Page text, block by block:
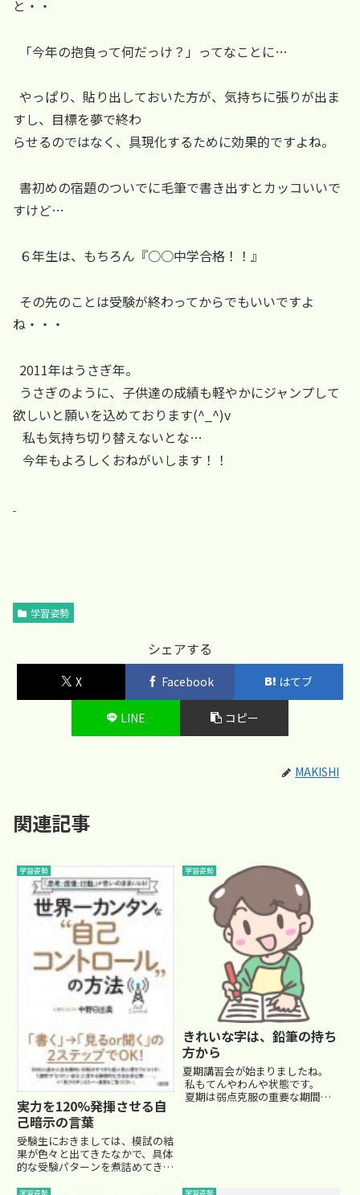
と・・
「今年の抱負って何だっけ？」ってなことに…
やっぱり、貼り出しておいた方が、気持ちに張りが出ま
すし、目標を夢で終わ
らせるのではなく、具現化するために効果的ですよね。
書初めの宿題のついでに毛筆で書き出すとカッコいいで
すけど…
６年生は、もちろん『○○中学合格！！』
その先のことは受験が終わってからでもいいですよ
ね・・・
2011年はうさぎ年。
うさぎのように、子供達の成績も軽やかにジャンプして
欲しいと願いを込めております(^_^)v
私も気持ち切り替えないとな…
今年もよろしくおねがいします！！
学習姿勢
シェアする
X Facebook はてブ
LINE コピー
MAKISHI
関連記事
学習姿勢
実力を120%発揮させる自
己暗示の言葉
受験生におきましては、模試の結
果が色々と出てきたなかで、具体
的な受験パターンを煮詰めてきて
学習姿勢
きれいな字は、鉛筆の持ち
方から
夏期講習会が始まりましたね。
私もてんやわんや状態です。
夏期は弱点克服の重要な期間。